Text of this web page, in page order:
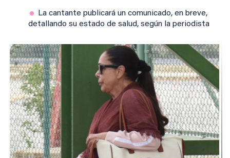
La cantante publicará un comunicado, en breve,
detallando su estado de salud, según la periodista